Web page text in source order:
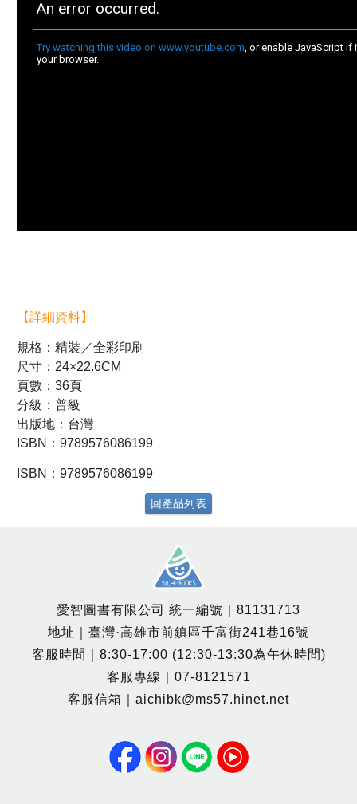
【詳細資料】
規格：精裝／全彩印刷
尺寸：24×22.6CM
頁數：36頁
分級：普級
出版地：台灣
ISBN：9789576086199
ISBN：9789576086199
回產品列表
愛智圖書有限公司 統一編號｜81131713
地址｜臺灣·高雄市前鎮區千富街241巷16號
客服時間｜8:30-17:00 (12:30-13:30為午休時間)
客服專線｜07-8121571
客服信箱｜aichibk@ms57.hinet.net